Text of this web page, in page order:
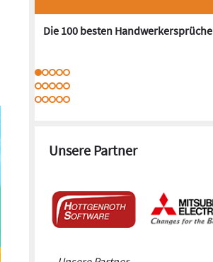
Die 100 besten Handwerkersprüche
Unsere Partner